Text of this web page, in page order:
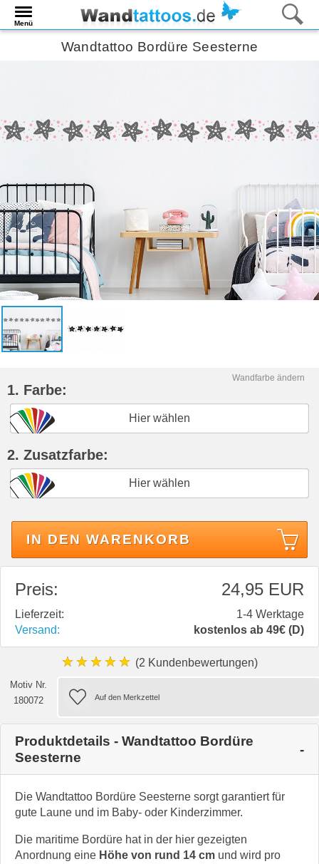
Menü
Wandtattoo Bordüre Seesterne
Wandfarbe ändern
1. Farbe:
Hier wählen
2. Zusatzfarbe:
Hier wählen
IN DEN WARENKORB
Preis: 24,95 EUR
Lieferzeit:
1-4 Werktage
Versand:
kostenlos ab 49€ (D)
★★★★★ (2 Kundenbewertungen)
Motiv Nr.
180072
Produktdetails - Wandtattoo Bordüre
Seesterne
Die Wandtattoo Bordüre Seesterne sorgt garantiert für
gute Laune und im Baby- oder Kinderzimmer.
Die maritime Bordüre hat in der hier gezeigten
Anordnung eine Höhe von rund 14 cm und wird pro